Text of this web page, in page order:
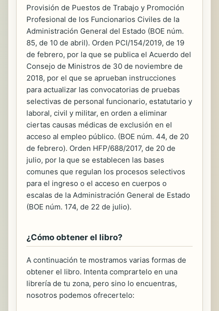
Provisión de Puestos de Trabajo y Promoción
Profesional de los Funcionarios Civiles de la
Administración General del Estado (BOE núm.
85, de 10 de abril). Orden PCI/154/2019, de 19
de febrero, por la que se publica el Acuerdo del
Consejo de Ministros de 30 de noviembre de
2018, por el que se aprueban instrucciones
para actualizar las convocatorias de pruebas
selectivas de personal funcionario, estatutario y
laboral, civil y militar, en orden a eliminar
ciertas causas médicas de exclusión en el
acceso al empleo público. (BOE núm. 44, de 20
de febrero). Orden HFP/688/2017, de 20 de
julio, por la que se establecen las bases
comunes que regulan los procesos selectivos
para el ingreso o el acceso en cuerpos o
escalas de la Administración General de Estado
(BOE núm. 174, de 22 de julio).
¿Cómo obtener el libro?
A continuación te mostramos varias formas de
obtener el libro. Intenta comprartelo en una
librería de tu zona, pero sino lo encuentras,
nosotros podemos ofrecertelo: